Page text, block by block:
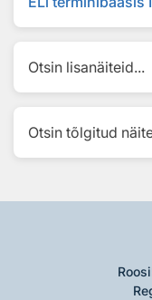
Otsin lisanäiteid...
Otsin tõlgitud